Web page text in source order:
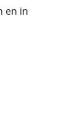
en in